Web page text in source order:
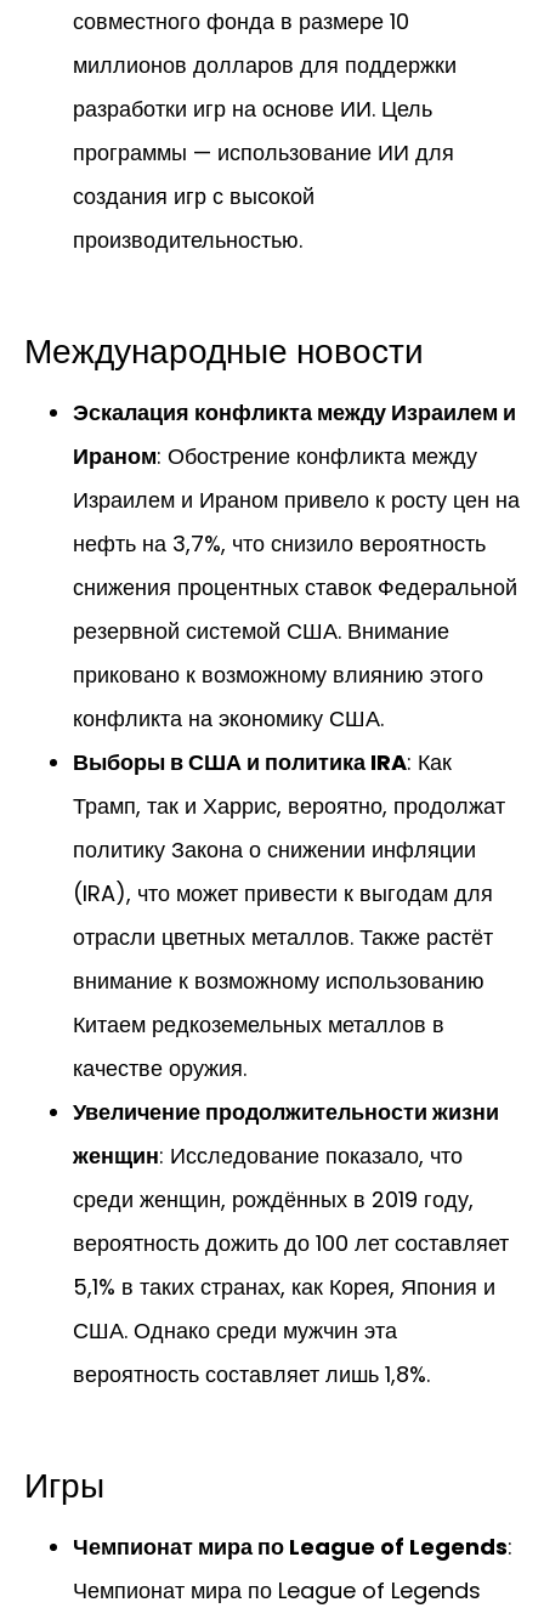
совместного фонда в размере 10
миллионов долларов для поддержки
разработки игр на основе ИИ. Цель
программы — использование ИИ для
создания игр с высокой
производительностью.
Международные новости
Эскалация конфликта между Израилем и
Ираном: Обострение конфликта между
Израилем и Ираном привело к росту цен на
нефть на 3,7%, что снизило вероятность
снижения процентных ставок Федеральной
резервной системой США. Внимание
приковано к возможному влиянию этого
конфликта на экономику США.
Выборы в США и политика IRA: Как
Трамп, так и Харрис, вероятно, продолжат
политику Закона о снижении инфляции
(IRA), что может привести к выгодам для
отрасли цветных металлов. Также растёт
внимание к возможному использованию
Китаем редкоземельных металлов в
качестве оружия.
Увеличение продолжительности жизни
женщин: Исследование показало, что
среди женщин, рождённых в 2019 году,
вероятность дожить до 100 лет составляет
5,1% в таких странах, как Корея, Япония и
США. Однако среди мужчин эта
вероятность составляет лишь 1,8%.
Игры
Чемпионат мира по League of Legends:
Чемпионат мира по League of Legends